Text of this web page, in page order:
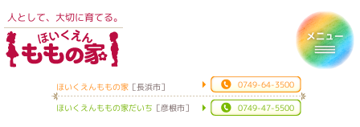
人として、大切に育てる。
ほいくえんももの家 ［長浜市］ 0749-64-3500
ほいくえんももの家だいち ［彦根市］ 0749-47-5500